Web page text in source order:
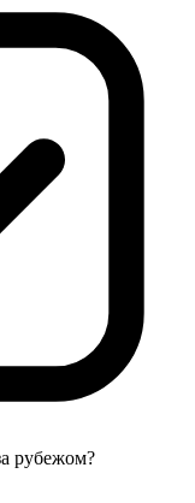
рубежом?